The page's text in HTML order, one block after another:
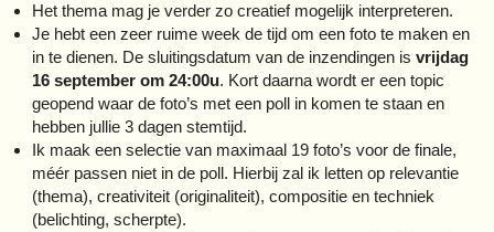
Het thema mag je verder zo creatief mogelijk interpreteren.
Je hebt een zeer ruime week de tijd om een foto te maken en
in te dienen. De sluitingsdatum van de inzendingen is vrijdag
16 september om 24:00u. Kort daarna wordt er een topic
geopend waar de foto’s met een poll in komen te staan en
hebben jullie 3 dagen stemtijd.
Ik maak een selectie van maximaal 19 foto’s voor de finale,
méér passen niet in de poll. Hierbij zal ik letten op relevantie
(thema), creativiteit (originaliteit), compositie en techniek
(belichting, scherpte).